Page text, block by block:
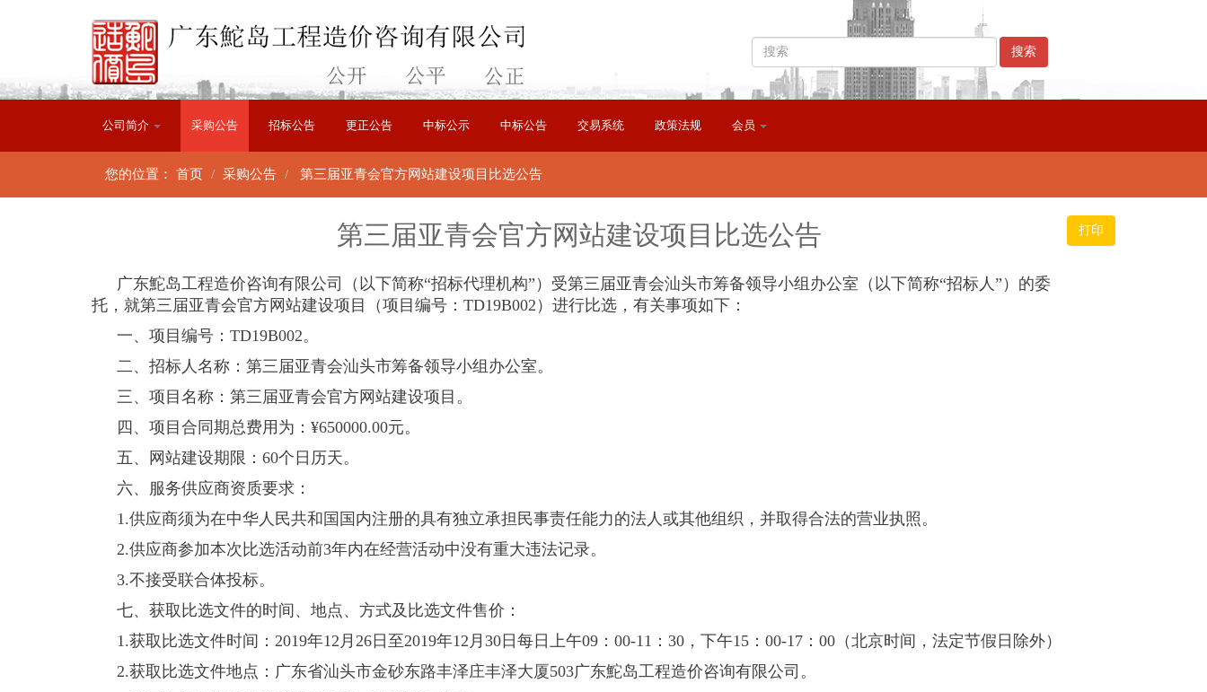
公司简介 采购公告 招标公告 更正公告 中标公示 中标公告 交易系统 政策法规 会员
您的位置： 首页 采购公告 第三届亚青会官方网站建设项目比选公告
打印
第三届亚青会官方网站建设项目比选公告
广东鮀岛工程造价咨询有限公司（以下简称“招标代理机构”）受第三届亚青会汕头市筹备领导小组办公室（以下简称“招标人”）的委
托，就第三届亚青会官方网站建设项目（项目编号： TD19B002 ）进行比选，有关事项如下：
一、项目编号： TD19B002。
二、招标人名称：第三届亚青会汕头市筹备领导小组办公室。
三、项目名称：第三届亚青会官方网站建设项目。
四、项目合同期总费用为： ¥650000.00元。
五、网站建设期限： 60个日历天。
六、服务供应商资质要求：
1.供应商须为在中华人民共和国国内注册的具有独立承担民事责任能力的法人或其他组织，并取得合法的营业执照。
2.供应商参加本次比选活动前3年内在经营活动中没有重大违法记录。
3.不接受联合体投标。
七、获取比选文件的时间、地点、方式及比选文件售价：
1.获取比选文件时间： 2019年12 月 26 日至2019年12 月 30 日每日上午09 ： 00-11 ： 30 ，下午15 ： 00-17 ： 00 （北京时间，法定节假日除外）
2.获取比选文件地点：广东省汕头市金砂东路丰泽庄丰泽大厦503广东鮀岛工程造价咨询有限公司。